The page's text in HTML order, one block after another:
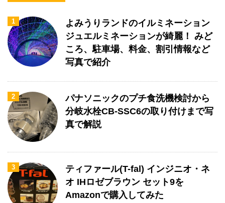
1
よみうりランドのイルミネーション
ジュエルミネーションが綺麗！ みど
ころ、駐車場、料金、割引情報など
写真で紹介
2
パナソニックのプチ食洗機検討から
分岐水栓CB-SSC6の取り付けまで写
真で解説
3
ティファール(T-fal) インジニオ・ネ
オ IHロゼブラウン セット9を
Amazonで購入してみた